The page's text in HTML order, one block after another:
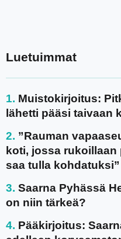
Luetuimmat
Muistokirjoitus:
lähetti pääsi taivaan
”Rauman
koti, jossa
saa tulla kohdatuksi”
Saarna Pyhässä
on niin tärkeä?
Pääkirjoitus: